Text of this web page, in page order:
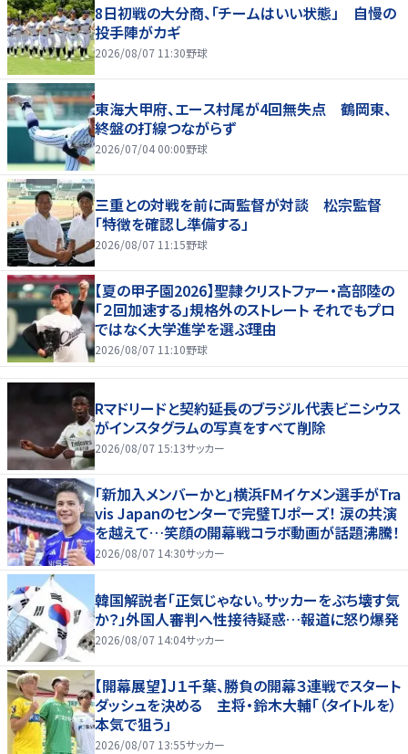
8日初戦の大分商、「チームはいい状態」 自慢の
投手陣がカギ
2026/08/07 11:30野球
東海大甲府、エース村尾が4回無失点 鶴岡東、
終盤の打線つながらず
2026/07/04 00:00野球
三重との対戦を前に両監督が対談 松宗監督
「特徴を確認し準備する」
2026/08/07 11:15野球
【夏の甲子園2026】聖隷クリストファー・高部陸の
「２回加速する」規格外のストレート それでもプロ
ではなく大学進学を選ぶ理由
2026/08/07 11:10野球
Rマドリードと契約延長のブラジル代表ビニシウス
がインスタグラムの写真をすべて削除
2026/08/07 15:13サッカー
｢新加入メンバーかと｣横浜FMイケメン選手がTra
vis Japanのセンターで完璧TJポーズ！ 涙の共演
を越えて…笑顔の開幕戦コラボ動画が話題沸騰！
2026/08/07 14:30サッカー
韓国解説者「正気じゃない。サッカーをぶち壊す気
か？」外国人審判へ性接待疑惑…報道に怒り爆発
2026/08/07 14:04サッカー
【開幕展望】Ｊ１千葉、勝負の開幕３連戦でスタート
ダッシュを決める 主将・鈴木大輔「（タイトルを）
本気で狙う」
2026/08/07 13:55サッカー